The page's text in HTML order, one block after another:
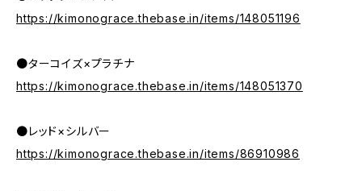
https://kimonograce.thebase.in/items/148051196
●ターコイズ×プラチナ
https://kimonograce.thebase.in/items/148051370
●レッド×シルバー
https://kimonograce.thebase.in/items/86910986